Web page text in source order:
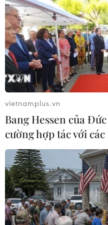
Theo hồ sơ vụ án, tháng
với các đối tượng khác
phụ nữ dưới 25 tuổi có
Malaysia để bán qua
vietnamplus.vn
Bang Hessen của
cường hợp tác với các